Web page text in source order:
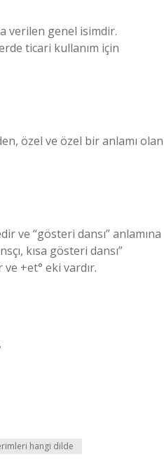
verilen genel isimdir.
ticari kullanım için
özel ve özel bir anlamı olan
ve “gösteri dansı” anlamına
kısa gösteri dansı”
+et° eki vardır.
hangi dilde